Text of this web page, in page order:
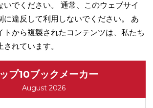
いでください。 通常、このウェブサイ
に違反して利用しないでください。 あ
トから複製されたコンテンツは、私たち
れています。
ップ10ブックメーカー
August 2026